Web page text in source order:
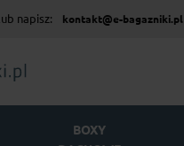
lub napisz: kontakt@e-bagazniki.pl
BOXY